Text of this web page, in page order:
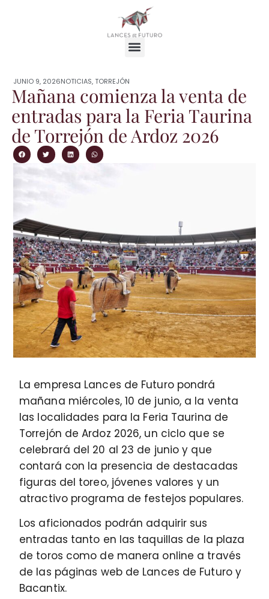
JUNIO 9, 2026NOTICIAS,TORREJÓN
Mañana comienza la venta de
entradas para la Feria Taurina
de Torrejón de Ardoz 2026
La empresa Lances de Futuro pondrá
mañana miércoles, 10 de junio, a la venta
las localidades para la Feria Taurina de
Torrejón de Ardoz 2026, un ciclo que se
celebrará del 20 al 23 de junio y que
contará con la presencia de destacadas
figuras del toreo, jóvenes valores y un
atractivo programa de festejos populares.
Los aficionados podrán adquirir sus
entradas tanto en las taquillas de la plaza
de toros como de manera online a través
de las páginas web de Lances de Futuro y
Bacantix.